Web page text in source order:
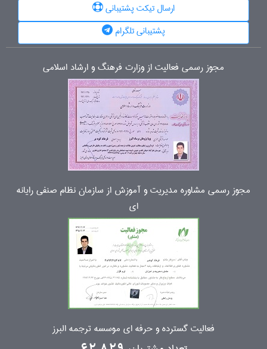
ارسال تیکت پشتیبانی
پشتیبانی تلگرام
مجوز رسمی فعالیت از وزارت فرهنگ و ارشاد اسلامی
مجوز رسمی مشاوره مدیریت و آموزش از سازمان نظام صنفی رایانه
ای
فعالیت گسترده و حرفه ای موسسه ترجمه البرز